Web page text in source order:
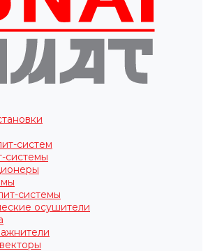
систем
системы
системы
осушители